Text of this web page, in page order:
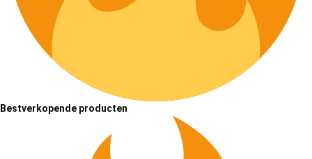
Bestverkopende producten